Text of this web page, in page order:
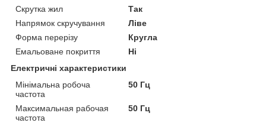
Скрутка жил
Так
Напрямок скручування
Ліве
Форма перерізу
Кругла
Емальоване покриття
Ні
Електричні характеристики
Мінімальна робоча
частота
50 Гц
Максимальная рабочая
частота
50 Гц